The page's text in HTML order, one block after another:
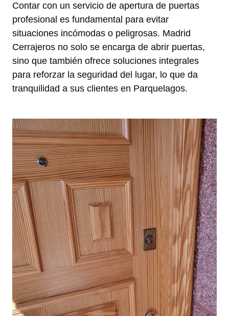
Contar con un servicio de apertura de puertas
profesional es fundamental para evitar
situaciones incómodas o peligrosas. Madrid
Cerrajeros no solo se encarga de abrir puertas,
sino que también ofrece soluciones integrales
para reforzar la seguridad del lugar, lo que da
tranquilidad a sus clientes en Parquelagos.